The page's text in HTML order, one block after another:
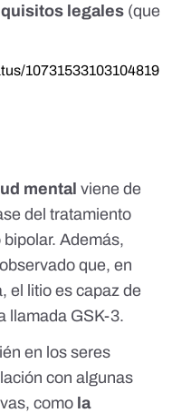
legales (que
10731533103104819
mental viene de
del tratamiento
Además,
que, en
, el litio es capaz de
llamada GSK-3.
en los seres
con algunas
, como la